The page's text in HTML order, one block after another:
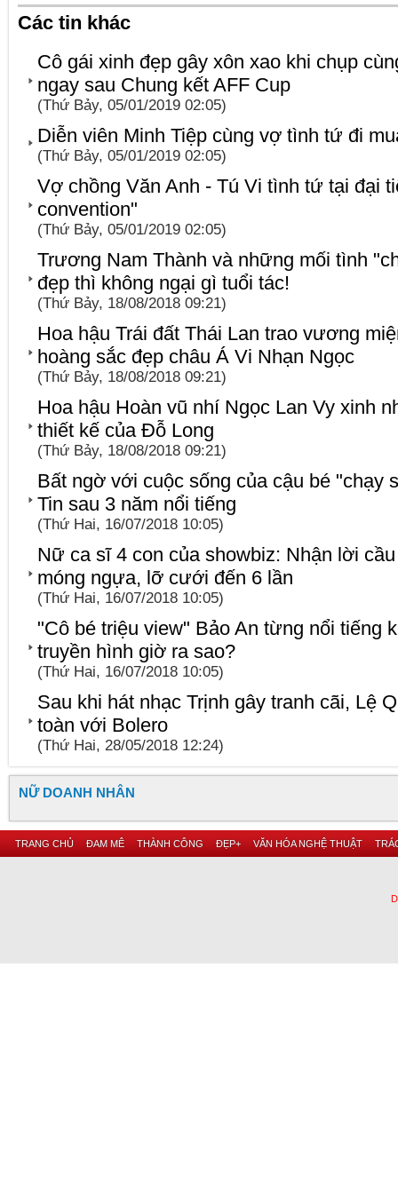
Các tin khác
Cô gái xinh đẹp gây xôn xao khi chụp
ngay sau Chung kết AFF Cup
(Thứ Bảy, 05/01/2019 02:05)
Diễn viên Minh Tiệp cùng vợ tình tứ đi
(Thứ Bảy, 05/01/2019 02:05)
Vợ chồng Văn Anh - Tú Vi tình tứ tại đại
convention"
(Thứ Bảy, 05/01/2019 02:05)
Trương Nam Thành và những mối tình
đẹp thì không ngại gì tuổi tác!
(Thứ Bảy, 18/08/2018 09:21)
Hoa hậu Trái đất Thái Lan trao vương
hoàng sắc đẹp châu Á Vi Nhạn Ngọc
(Thứ Bảy, 18/08/2018 09:21)
Hoa hậu Hoàn vũ nhí Ngọc Lan Vy xinh
thiết kế của Đỗ Long
(Thứ Bảy, 18/08/2018 09:21)
Bất ngờ với cuộc sống của cậu bé "chạy
Tin sau 3 năm nổi tiếng
(Thứ Hai, 16/07/2018 10:05)
Nữ ca sĩ 4 con của showbiz: Nhận lời
móng ngựa, lỡ cưới đến 6 lần
(Thứ Hai, 16/07/2018 10:05)
"Cô bé triệu view" Bảo An từng nổi tiếng
truyền hình giờ ra sao?
(Thứ Hai, 16/07/2018 10:05)
Sau khi hát nhạc Trịnh gây tranh cãi, Lệ
toàn với Bolero
(Thứ Hai, 28/05/2018 12:24)
NỮ DOANH NHÂN
TRANG CHỦ ĐAM MÊ THÀNH CÔNG ĐẸP+ VĂN HÓA NGHỆ THUẬT